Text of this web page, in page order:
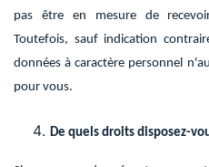
pas être en mesure de
Toutefois, sauf indication
données à caractère personnel
pour vous.
De quels droits disposez-